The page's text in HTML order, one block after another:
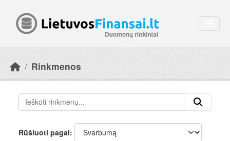
Rinkmenos
Rūšiuoti pagal